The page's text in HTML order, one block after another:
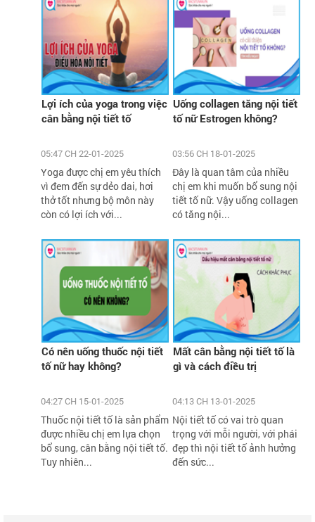
Lợi ích của yoga trong việc
cân bằng nội tiết tố
05:47 CH 22-01-2025
Yoga được chị em yêu thích
vì đem đến sự dẻo dai, hơi
thở tốt nhưng bộ môn này
còn có lợi ích với...
Uống collagen tăng nội tiết
tố nữ Estrogen không?
03:56 CH 18-01-2025
Đây là quan tâm của nhiều
chị em khi muốn bổ sung nội
tiết tố nữ. Vậy uống collagen
có tăng nội...
Có nên uống thuốc nội tiết
tố nữ hay không?
04:27 CH 15-01-2025
Thuốc nội tiết tố là sản phẩm
được nhiều chị em lựa chọn
bổ sung, cân bằng nội tiết tố.
Tuy nhiên...
Mất cân bằng nội tiết tố là
gì và cách điều trị
04:13 CH 13-01-2025
Nội tiết tố có vai trò quan
trọng với mỗi người, với phái
đẹp thì nội tiết tố ảnh hưởng
đến sức...